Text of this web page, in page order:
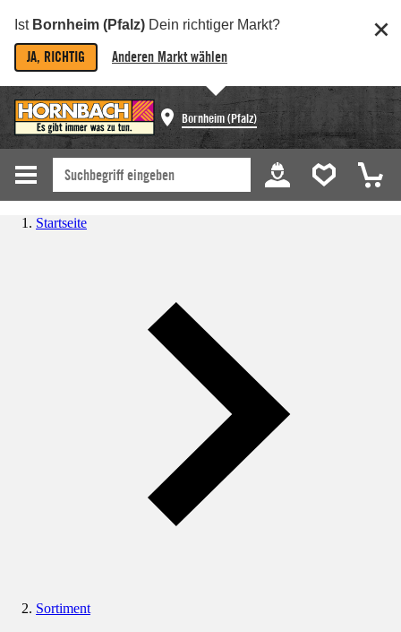
Ist Bornheim (Pfalz) Dein richtiger Markt?
JA, RICHTIG Anderen Markt wählen
Bornheim (Pfalz)
Startseite
Sortiment